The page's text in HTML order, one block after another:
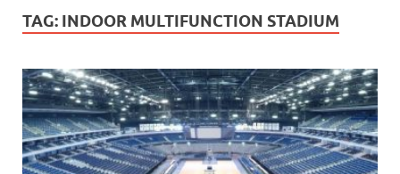
TAG: INDOOR MULTIFUNCTION STADIUM